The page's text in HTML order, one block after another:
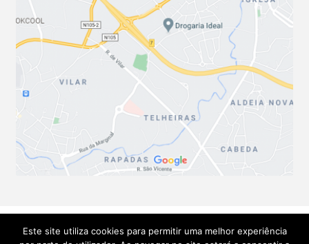
Este site utiliza cookies para permitir uma melhor experiência